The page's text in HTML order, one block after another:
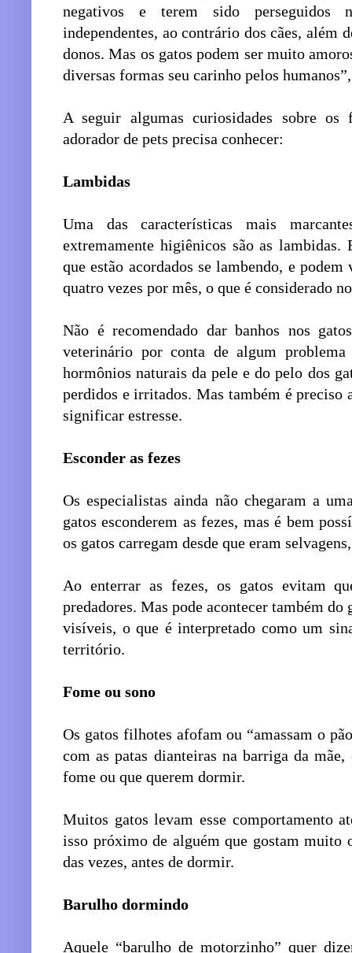
negativos e terem sido perseguidos
independentes, ao contrário dos cães, além
donos. Mas os gatos podem ser muito
diversas formas seu carinho pelos
A seguir algumas curiosidades sobre os
adorador de pets precisa conhecer:
Lambidas
Uma das características mais
extremamente higiênicos são as lambidas.
que estão acordados se lambendo, e
quatro vezes por mês, o que é considerado
Não é recomendado dar banhos nos
veterinário por conta de algum
hormônios naturais da pele e do pelo dos
perdidos e irritados. Mas também é preciso
significar estresse.
Esconder as fezes
Os especialistas ainda não chegaram a
gatos esconderem as fezes, mas é bem
os gatos carregam desde que eram
Ao enterrar as fezes, os gatos evitam
predadores. Mas pode acontecer também do
visíveis, o que é interpretado como um
território.
Fome ou sono
Os gatos filhotes afofam ou “amassam o
com as patas dianteiras na barriga da
fome ou que querem dormir.
Muitos gatos levam esse comportamento
isso próximo de alguém que gostam muito
das vezes, antes de dormir.
Barulho dormindo
Aquele “barulho de motorzinho” quer